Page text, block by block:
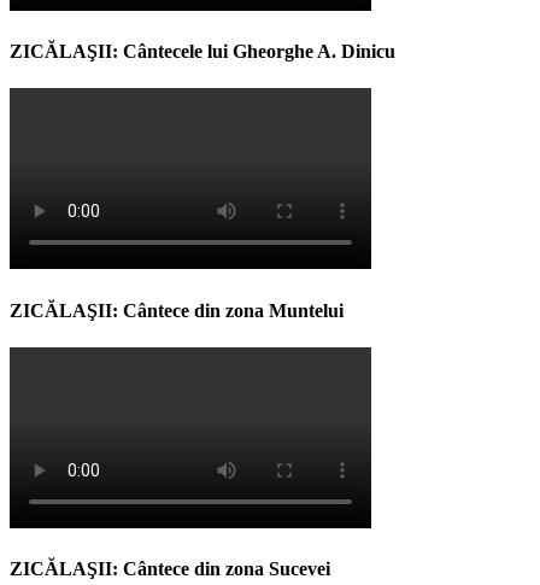
ZICĂLAŞII: Cântecele lui Gheorghe A. Dinicu
ZICĂLAŞII: Cântece din zona Muntelui
ZICĂLAŞII: Cântece din zona Sucevei